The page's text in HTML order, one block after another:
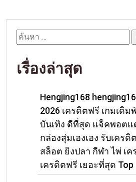
ค้นหา
สำหรับ:
เรื่องล่าสุด
Hengjing168
2026 เครดิตฟรี เกมเดิ
บันเทิง ดีที่สุด แจ็คพอตแ
กล่องสุ่มเฮงเฮง รับเคร
สล็อต ยิงปลา กีฬา ไพ่ เ
เครดิตฟรี เยอะที่สุด Top